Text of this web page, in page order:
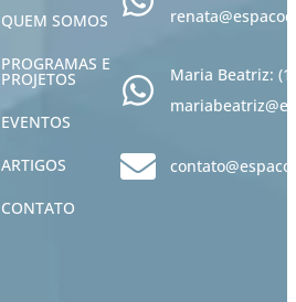
QUEM SOMOS
PROGRAMAS E
PROJETOS
EVENTOS
ARTIGOS
CONTATO
Maria Beatriz: